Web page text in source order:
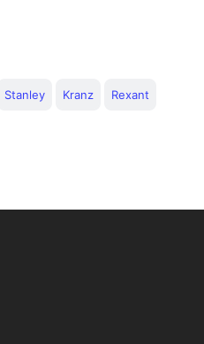
Stanley Kranz Rexant